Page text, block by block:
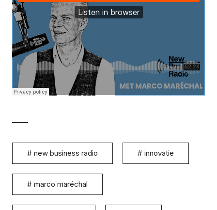
# new business radio # innovatie
# marco maréchal